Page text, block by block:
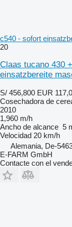
c540 - sofort
20
Claas tucano 430
einsatzbereite
S/ 456,800 EUR
Cosechadora de
2010
1,960 m/h
Ancho de alcance 5
Velocidad 20 km/h
Alemania, De-
E-FARM GmbH
Contacte con el